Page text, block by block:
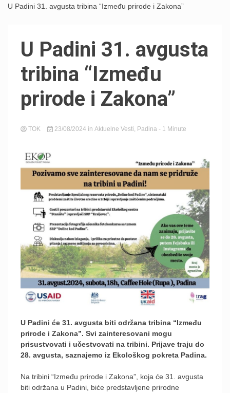
U Padini 31. avgusta tribina “Između prirode i Zakona”
U Padini 31. avgusta
tribina “Između
prirode i Zakona”
TOK 23/08/2024 in Aktuelne Vesti, Padina - 1 Minute
U Padini će 31. avgusta biti održana tribina “Između
prirode i Zakona”. Svi zainteresovani mogu
prisustvovati i učestvovati na tribini. Prijave traju do
28. avgusta, saznajemo iz Ekološkog pokreta Padina.
Na tribini “Između prirode i Zakona”, koja će 31. avgusta
biti održana u Padini, biće predstavljene prirodne